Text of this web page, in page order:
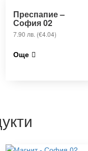
Преспапие –
София 02
7.90 лв. (€4.04)
Още